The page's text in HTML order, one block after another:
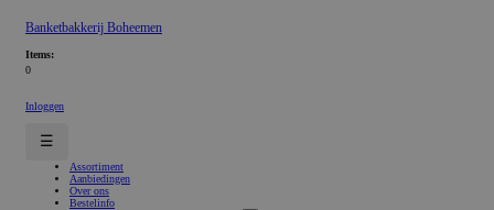
Banketbakkerij Boheemen
Items:
0
Inloggen
☰
Assortiment
Aanbiedingen
Over ons
Bestelinfo